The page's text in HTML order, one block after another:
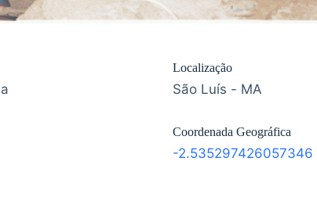
Localização
São Luís - MA
Coordenada Geográfica
-2.535297426057346